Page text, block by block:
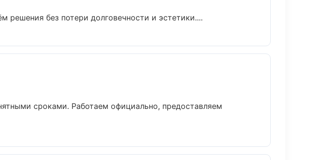
без потери долговечности и эстетики....
сроками. Работаем официально, предоставляем